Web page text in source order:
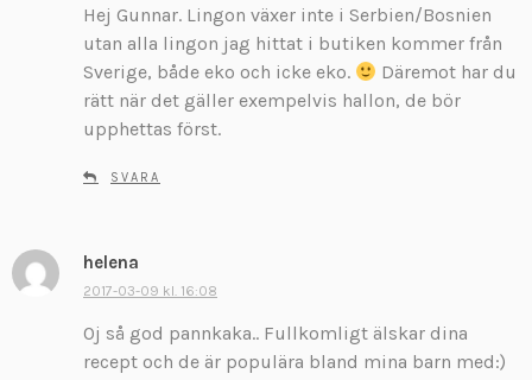
i
v
e
r
Hej Gunnar. Lingon växer inte i Serbien/Bosnien
utan alla lingon jag hittat i butiken kommer från
Sverige, både eko och icke eko.
Däremot har du
rätt när det gäller exempelvis hallon, de bör
upphettas först.
SVARA
helena
k
i
v
2017-03-09 kl. 16:08
Oj så god pannkaka.. Fullkomligt älskar dina
recept och de är populära bland mina barn med:)